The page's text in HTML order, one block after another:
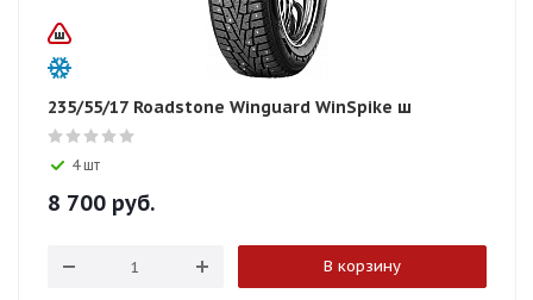
235/55/17 Roadstone Winguard WinSpike ш
4 шт
8 700 руб.
В корзину